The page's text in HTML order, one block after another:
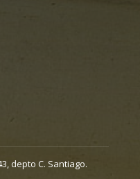
depto C. Santiago.